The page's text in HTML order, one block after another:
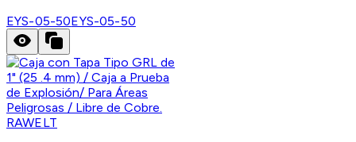
EYS-05-50EYS-05-50
RAWELT